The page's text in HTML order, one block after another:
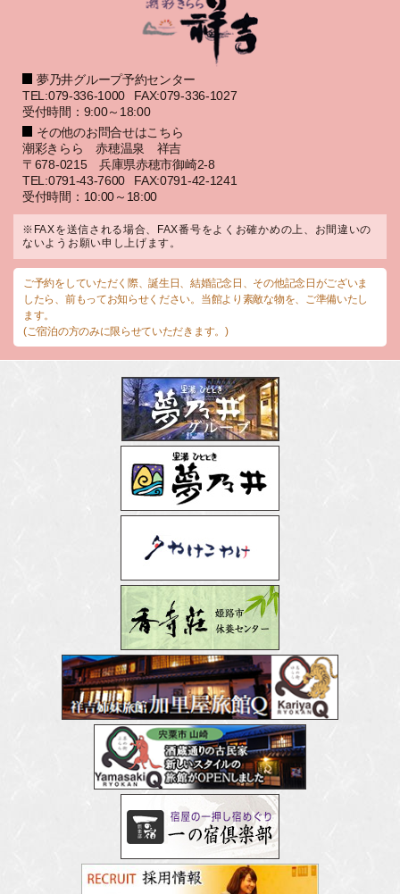
夢乃井グループ予約センター
TEL:079-336-1000
FAX:079-336-1027
受付時間：9:00～18:00
その他のお問合せはこちら
潮彩きらら 赤穂温泉 祥吉
〒678-0215 兵庫県赤穂市御崎2-8
TEL:0791-43-7600
FAX:0791-42-1241
受付時間：10:00～18:00
※FAXを送信される場合、FAX番号をよくお確かめの上、お間違いの
ないようお願い申し上げます。
ご予約をしていただく際、誕生日、結婚記念日、その他記念日がございま
したら、前もってお知らせください。当館より素敵な物を、ご準備いたし
ます。
(ご宿泊の方のみに限らせていただきます。)